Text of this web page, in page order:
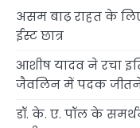
असम बाढ़ राहत के
ईस्ट छात्र
आशीष यादव ने रचा
जैवलिन में पदक जीतने
डॉ. के. ए. पॉल के